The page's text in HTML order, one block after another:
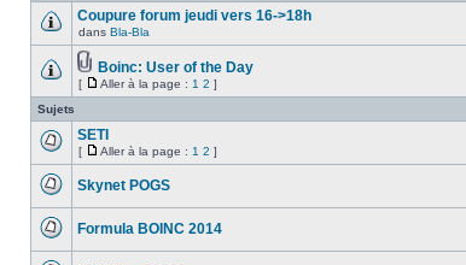
Aucun
message
non
Coupure forum jeudi vers 16->18h
dans Bla-Bla
Aucun
message
non
Fichier(s)
joint(s)
Boinc: User of the Day
[
Aller
la
page
Aller à la page : 1 2 ]
Sujets
Aucun
non
SETI
[
Aller
la
Aller à la page : 1 2 ]
non
Skynet POGS
Formula BOINC 2014